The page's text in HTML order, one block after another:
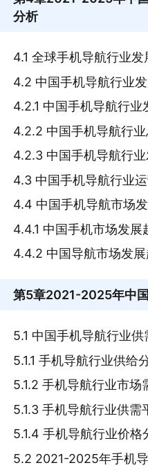
分析
4.1 全球手机导航行业
4.2 中国手机导航行业
4.2.1 中国手机导航行业
4.2.2 中国手机导航行
4.2.3 中国手机导航行
4.3 中国手机导航行业
4.4 中国手机导航市场
4.4.1 中国手机市场发展
4.4.2 中国导航市场发
第5章2021-2025年中
5.1 中国手机导航行业
5.1.1 手机导航行业供给
5.1.2 手机导航行业市场
5.1.3 手机导航行业供需
5.1.4 手机导航行业价格
5.2 2021-2025年手机